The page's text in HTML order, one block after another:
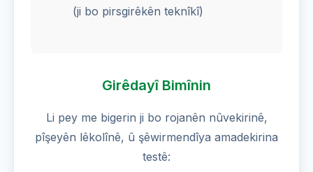
(ji bo pirsgirêkên teknîkî)
Girêdayî Bimînin
Li pey me bigerin ji bo rojanên nûvekirinê,
pîşeyên lêkolînê, û şêwirmendîya amadekirina
testê: